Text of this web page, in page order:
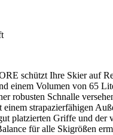
schützt Ihre Skier auf
einem Volumen von 65
robusten Schnalle
strapazierfähigen
platzierten Griffe und der
für alle Skigrößen